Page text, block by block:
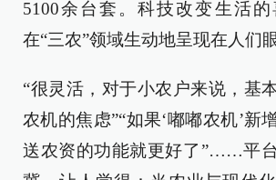
5100余台套。科技改变生活
在“三农”领域生动地呈现在人们眼
“很灵活，对于小农户来说，基
农机的焦虑”“如果‘嘟嘟农机’新
送农资的功能就更好了”……平